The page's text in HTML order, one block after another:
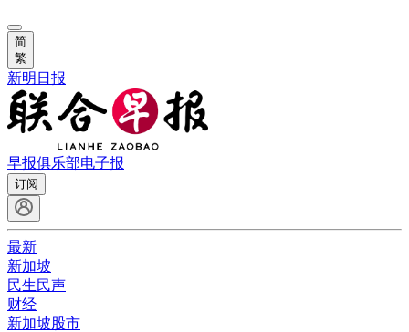
简
繁
新明日报
早报俱乐部电子报
订阅
最新
新加坡
民生民声
财经
新加坡股市